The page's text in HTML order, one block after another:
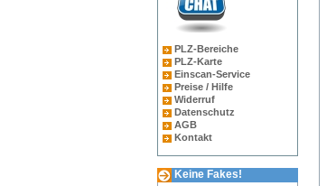
PLZ-Bereiche
PLZ-Karte
Einscan-Service
Preise / Hilfe
Widerruf
Datenschutz
AGB
Kontakt
Keine Fakes!